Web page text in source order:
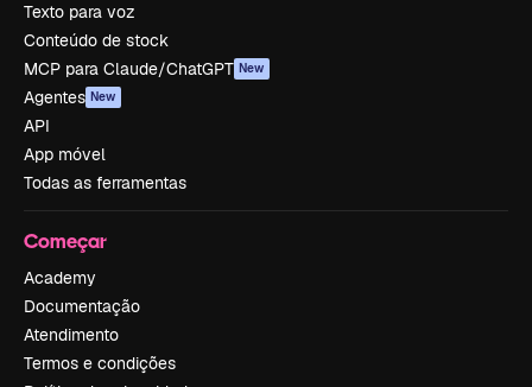
Texto para voz
Conteúdo de stock
MCP para Claude/ChatGPT New
Agentes New
API
App móvel
Todas as ferramentas
Começar
Academy
Documentação
Atendimento
Termos e condições